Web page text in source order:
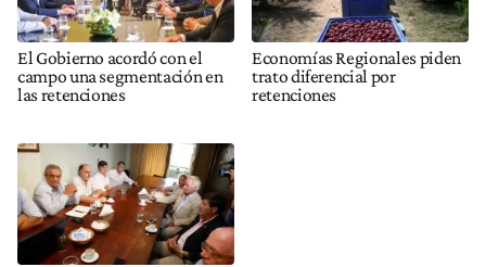
El Gobierno acordó con el
campo una segmentación en
las retenciones
Economías Regionales piden
trato diferencial por
retenciones